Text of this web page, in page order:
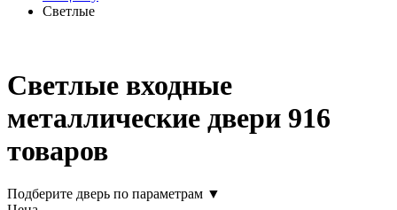
Светлые
Светлые входные
металлические двери 916
товаров
Подберите дверь по параметрам ▼